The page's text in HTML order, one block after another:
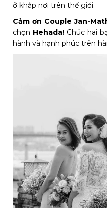
ở khắp nơi trên thế giới.
Cảm ơn Couple Jan-
chọn Hehada! Chúc hai
hành và hạnh phúc trên